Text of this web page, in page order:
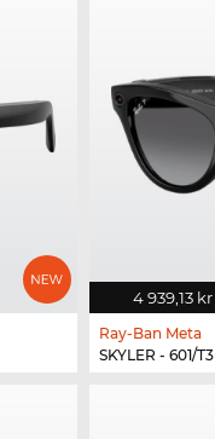
4 939,13 kr
Ray-Ban Meta
SKYLER - 601/T3